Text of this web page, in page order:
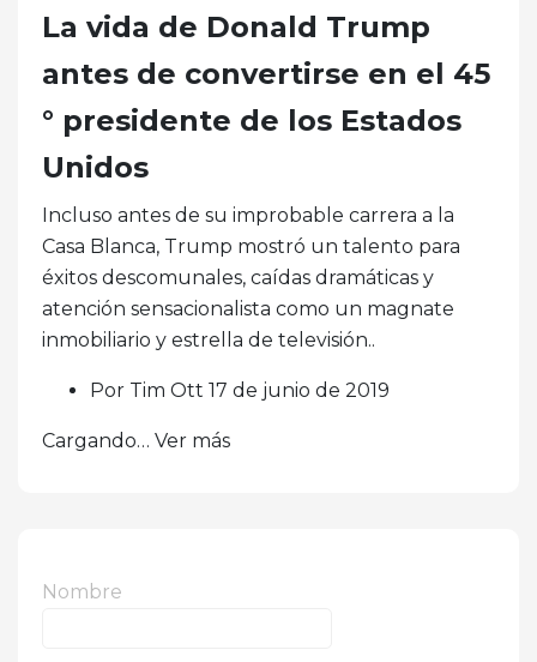
La vida de Donald Trump
antes de convertirse en el 45
° presidente de los Estados
Unidos
Incluso antes de su improbable carrera a la
Casa Blanca, Trump mostró un talento para
éxitos descomunales, caídas dramáticas y
atención sensacionalista como un magnate
inmobiliario y estrella de televisión..
Por Tim Ott 17 de junio de 2019
Cargando… Ver más
Nombre